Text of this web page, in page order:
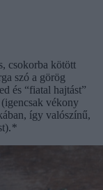
csokorba kötött
szó a görög
és “fiatal hajtást”
(igencsak vékony
így valószínű,
*